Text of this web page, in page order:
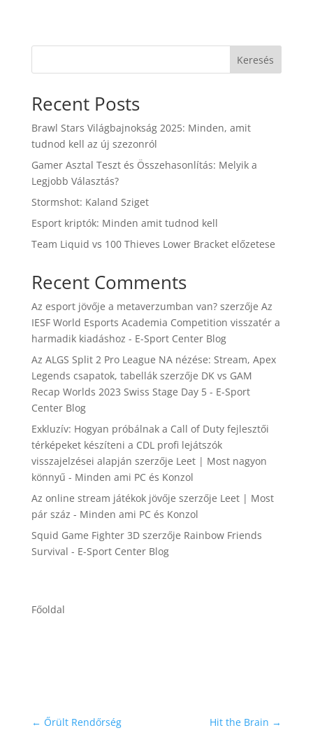
Keresés
Recent Posts
Brawl Stars Világbajnokság 2025: Minden, amit
tudnod kell az új szezonról
Gamer Asztal Teszt és Összehasonlítás: Melyik a
Legjobb Választás?
Stormshot: Kaland Sziget
Esport kriptók: Minden amit tudnod kell
Team Liquid vs 100 Thieves Lower Bracket előzetese
Recent Comments
Az esport jövője a metaverzumban van?szerzője Az
IESF World Esports Academia Competition visszatér a
harmadik kiadáshoz - E-Sport Center Blog
Az ALGS Split 2 Pro League NA nézése: Stream, Apex
Legends csapatok, tabellákszerzője DK vs GAM
Recap Worlds 2023 Swiss Stage Day 5 - E-Sport
Center Blog
Exkluzív: Hogyan próbálnak a Call of Duty fejlesztői
térképeket készíteni a CDL profi lejátszók
visszajelzései alapján szerzője Leet | Most nagyon
könnyű - Minden ami PC és Konzol
Az online stream játékok jövője szerzője Leet | Most
pár száz - Minden ami PC és Konzol
Squid Game Fighter 3Dszerzője Rainbow Friends
Survival - E-Sport Center Blog
Főoldal
← Őrült Rendőrség Hit the Brain →